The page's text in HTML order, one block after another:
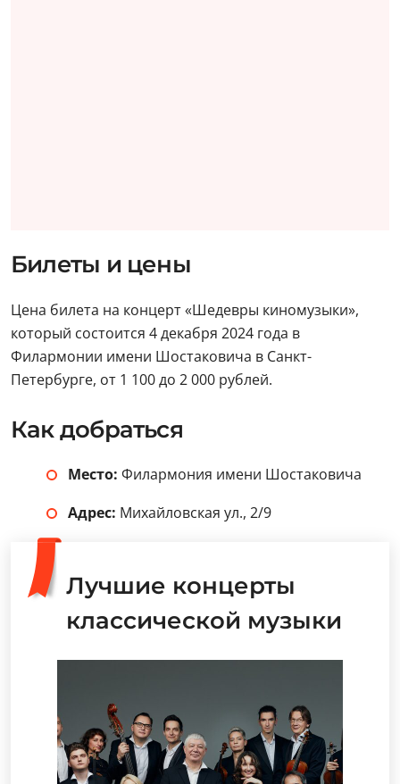
Билеты и цены
Цена билета на концерт «Шедевры киномузыки»,
который состоится 4 декабря 2024 года в
Филармонии имени Шостаковича в Санкт-
Петербурге, от 1 100 до 2 000 рублей.
Как добраться
Место: Филармония имени Шостаковича
Адрес: Михайловская ул., 2/9
Лучшие концерты
классической музыки